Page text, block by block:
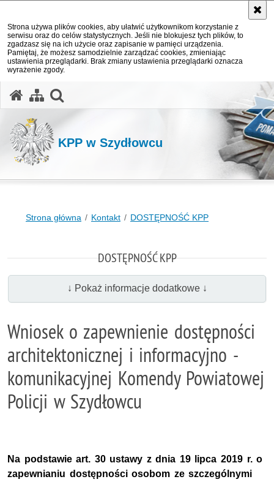
Strona używa plików cookies, aby ułatwić użytkownikom korzystanie z
serwisu oraz do celów statystycznych. Jeśli nie blokujesz tych plików, to
zgadzasz się na ich użycie oraz zapisanie w pamięci urządzenia.
Pamiętaj, że możesz samodzielnie zarządzać cookies, zmieniając
ustawienia przeglądarki. Brak zmiany ustawienia przeglądarki oznacza
wyrażenie zgody.
KPP w Szydłowcu
Strona główna Kontakt DOSTĘPNOŚĆ KPP
DOSTĘPNOŚĆ KPP
↓ Pokaż informacje dodatkowe ↓
Wniosek o zapewnienie dostępności
architektonicznej i informacyjno -
komunikacyjnej Komendy Powiatowej
Policji w Szydłowcu
Na podstawie art. 30 ustawy z dnia 19 lipca 2019 r. o
zapewnianiu dostępności osobom ze szczególnymi